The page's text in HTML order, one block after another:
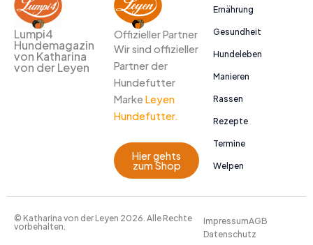
Lumpi4
Hundemagazin
von Katharina
von der Leyen
Offizieller Partner
Wir sind offizieller
Partner der
Hundefutter
Marke Leyen
Hundefutter.
Hier gehts
zum Shop
Ernährung
Gesundheit
Hundeleben
Manieren
Rassen
Rezepte
Termine
Welpen
© Katharina von der Leyen 2026. Alle Rechte
vorbehalten.
ImpressumAGB
Datenschutz